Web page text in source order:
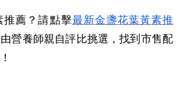
推薦？請點擊最新金盞花葉黃素推
由營養師親自評比挑選，找到市售配